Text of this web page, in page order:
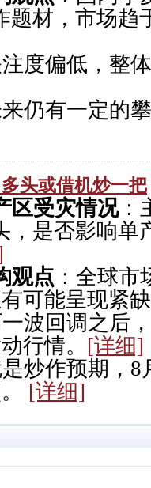
题材，市场趋
注度偏低，整
来仍有一定的
头或借机炒一把
区受灾情况：
，是否影响单
观点 ：全球
可能呈现紧
一波回调之后
行情。 [详细]
是炒作预期，
[详细]